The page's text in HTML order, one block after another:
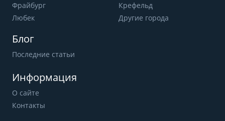
Фрайбург
Крефельд
Любек
Другие города
Блог
Последние статьи
Информация
О сайте
Контакты